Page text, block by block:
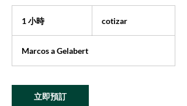
1 小時1
cotizar
Marcos a Gelabert
立即預訂